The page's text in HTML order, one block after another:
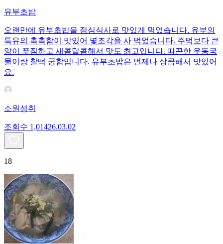
유부초밥
오랜만에 유부초밥을 점심식사로 맛있게 먹었습니다. 유부의
특유의 촉촉함이 맛있어 몇조각을 사 먹었습니다. 주먹보다 큰
양이 푸짐하고 새콤달콤해서 맛도 최고입니다. 따끈한 우동국
물이랑 찰떡 궁합입니다. 유부초밥은 언제나 상큼해서 맛있어
요.
소원성취
조회수 1,01426.03.02
18